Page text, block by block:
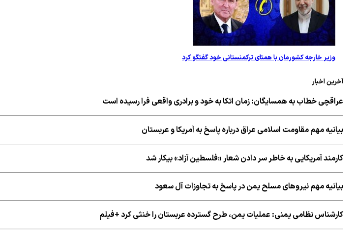
وزیر خارجه کشورمان با همتای ترکمنستانی خود گفتگو کرد
آخرین اخبار
عراقچی خطاب به همسایگان: زمان اتکا به خود و برادری واقعی فرا رسیده است
بیانیه مهم مقاومت اسلامی عراق درباره پاسخ به آمریکا و عربستان
کارمند آمریکایی به خاطر سر دادن شعار «فلسطین آزاد» بیکار شد
بیانیه مهم نیروهای مسلح یمن در پاسخ به تجاوزات آل سعود
کارشناس نظامی یمنی: عملیات یمن، طرح گسترده عربستان را خنثی کرد +فیلم